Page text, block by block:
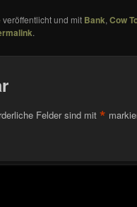
veröffentlicht und mit Bank,Cow
.
Felder sind mit *